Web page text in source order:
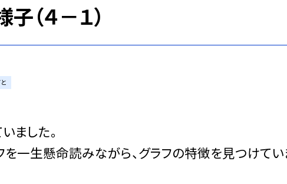
（４－１）
ました。
一生懸命読みながら、グラフの特徴を見つけてい